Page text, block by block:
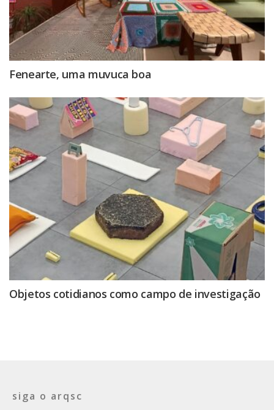
Fenearte, uma muvuca boa
Objetos cotidianos como campo de investigação
siga o arqsc